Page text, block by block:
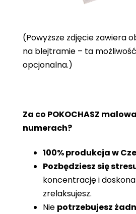
(Powyższe zdjęcie zawiera
na blejtramie – ta
opcjonalna.)
Za co POKOCHASZ
numerach?
100% produkcja w
Pozbędziesz się
koncentrację i
zrelaksujesz.
Nie potrzebujesz